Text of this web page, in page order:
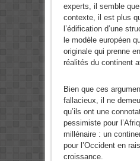
experts, il semble
contexte, il est plus
l’édification d’une
le modèle européen
originale qui prenne
réalités du continent
Bien que ces
fallacieux, il ne
qu’ils ont une
pessimiste pour
millénaire : un
pour l’Occident en
croissance.